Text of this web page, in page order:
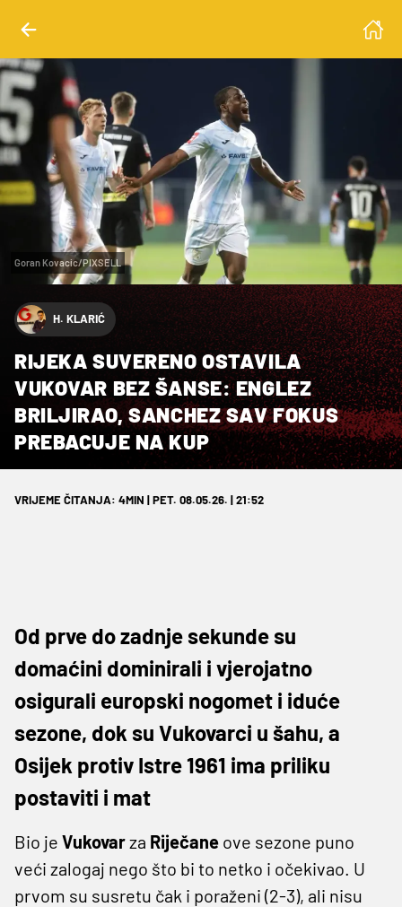
Goran Kovacic/PIXSELL
H. KLARIĆ
RIJEKA SUVERENO OSTAVILA
VUKOVAR BEZ ŠANSE: ENGLEZ
BRILJIRAO, SANCHEZ SAV FOKUS
PREBACUJE NA KUP
VRIJEME ČITANJA: 4MIN | PET. 08.05.26. | 21:52
Od prve do zadnje sekunde su
domaćini dominirali i vjerojatno
osigurali europski nogomet i iduće
sezone, dok su Vukovarci u šahu, a
Osijek protiv Istre 1961 ima priliku
postaviti i mat
Bio je Vukovarza Riječane ove sezone puno
veći zalogaj nego što bi to netko i očekivao. U
prvom su susretu čak i poraženi (2-3), ali nisu